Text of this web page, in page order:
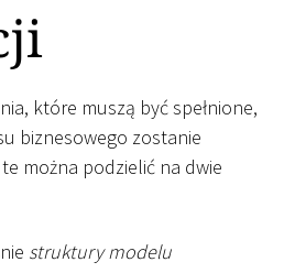
które muszą być spełnione,
biznesowego zostanie
można podzielić na dwie
struktury modelu